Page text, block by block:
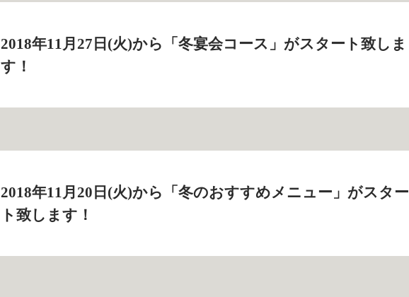
2018年11月27日(火)から「冬宴会コース」がスタート致しま
す！
2018年11月20日(火)から「冬のおすすめメニュー」がスター
ト致します！